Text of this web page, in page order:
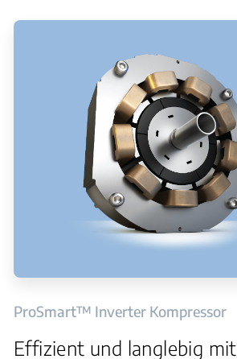
ProSmart™ Inverter Kompressor
Effizient und langlebig mit